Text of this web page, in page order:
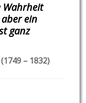
Wahrheit
ein
ganz
– 1832)